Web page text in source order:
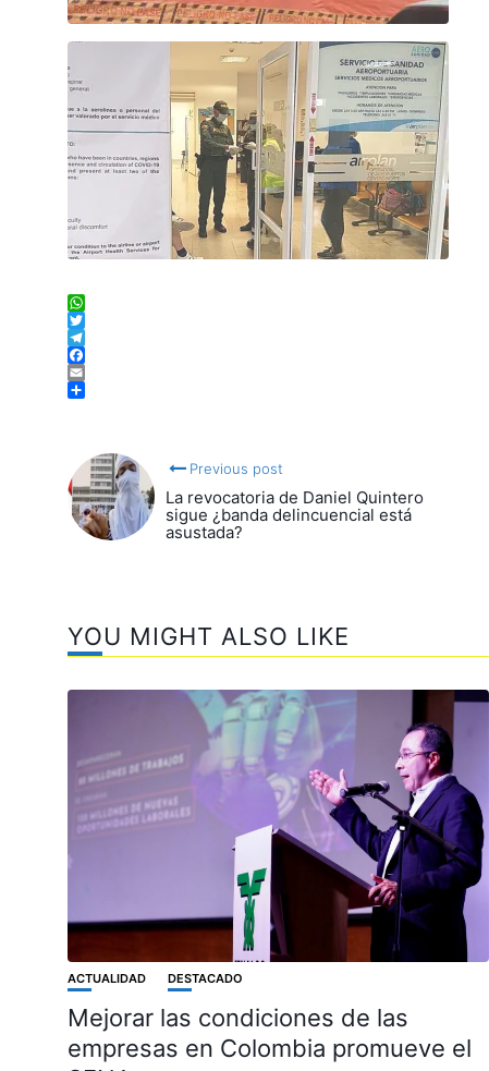
WhatsApp
Twitter
Telegram
Facebook
Email
Previous post
La revocatoria de Daniel Quintero
sigue ¿banda delincuencial está
asustada?
YOU MIGHT ALSO LIKE
ACTUALIDAD DESTACADO
Mejorar las condiciones de las
empresas en Colombia promueve el